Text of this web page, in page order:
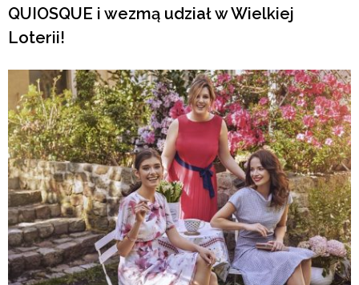
QUIOSQUE i wezmą udział w Wielkiej
Loterii!